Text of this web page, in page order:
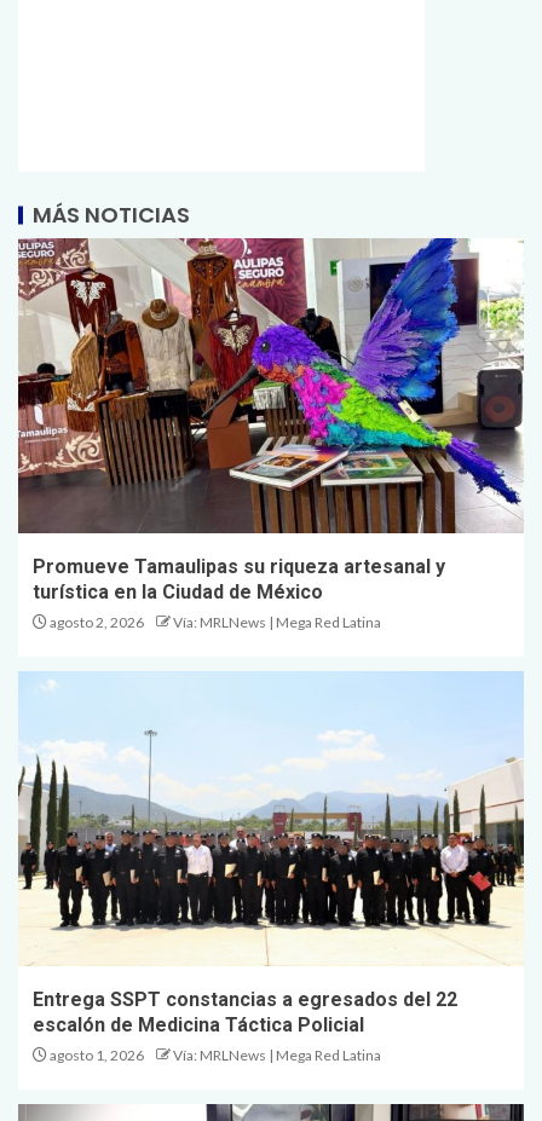
MÁS NOTICIAS
Promueve Tamaulipas su riqueza artesanal y
turística en la Ciudad de México
agosto 2, 2026 Vía: MRLNews | Mega Red Latina
Entrega SSPT constancias a egresados del 22
escalón de Medicina Táctica Policial
agosto 1, 2026 Vía: MRLNews | Mega Red Latina